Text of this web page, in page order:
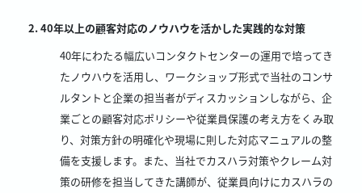
40年以上の顧客対応のノウハウを活かした実践的な対策
40年にわたる幅広いコンタクトセンターの運用で培ってき
たノウハウを活用し、ワークショップ形式で当社のコンサ
ルタントと企業の担当者がディスカッションしながら、企
業ごとの顧客対応ポリシーや従業員保護の考え方をくみ取
り、対策方針の明確化や現場に則した対応マニュアルの整
備を支援します。また、当社でカスハラ対策やクレーム対
策の研修を担当してきた講師が、従業員向けにカスハラの